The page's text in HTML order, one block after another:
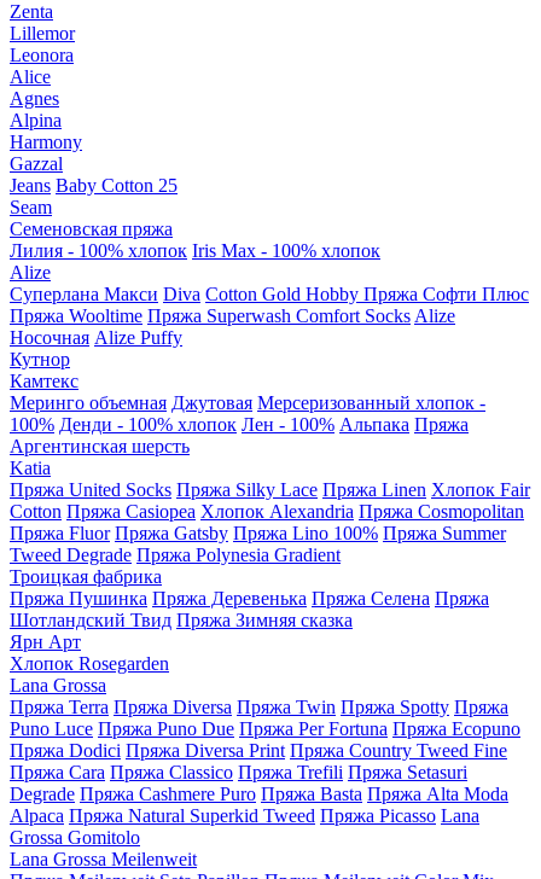
Zenta
Lillemor
Leonora
Alice
Agnes
Alpina
Harmony
Gazzal
Jeans Baby Cotton 25
Seam
Семеновская пряжа
Лилия - 100% хлопок Iris Max - 100% хлопок
Alize
Суперлана Макси Diva Cotton Gold Hobby Пряжа Софти Плюс
Пряжа Wooltime Пряжа Superwash Comfort SocksAlize
Носочная Alize Puffy
Кутнор
Камтекс
Меринго объемная Джутовая Мерсеризованный хлопок -
100% Денди - 100% хлопок Лен - 100% Альпака Пряжа
Аргентинская шерсть
Katia
Пряжа United Socks Пряжа Silky Lace Пряжа Linen Хлопок Fair
Cotton Пряжа Casiopea Хлопок Alexandria Пряжа Cosmopolitan
Пряжа Fluor Пряжа Gatsby Пряжа Lino 100% Пряжа Summer
Tweed Degrade Пряжа Polynesia Gradient
Троицкая фабрика
Пряжа Пушинка Пряжа Деревенька Пряжа Селена Пряжа
Шотландский Твид Пряжа Зимняя сказка
Ярн Арт
Хлопок Rosegarden
Lana Grossa
Пряжа Terra Пряжа Diversa Пряжа Twin Пряжа Spotty Пряжа
Puno Luce Пряжа Puno Due Пряжа Per Fortuna Пряжа Ecopuno
Пряжа Dodici Пряжа Diversa Print Пряжа Country Tweed Fine
Пряжа Cara Пряжа Classico Пряжа Trefili Пряжа Setasuri
Degrade Пряжа Cashmere Puro Пряжа Basta Пряжа Alta Moda
Alpaca Пряжа Natural Superkid Tweed Пряжа Picasso Lana
Grossa Gomitolo
Lana Grossa Meilenweit